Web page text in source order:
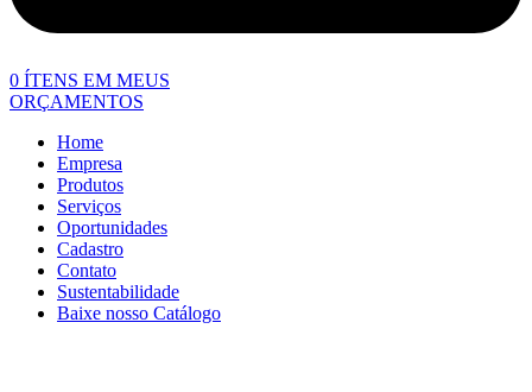
0 ÍTENS EM MEUS
ORÇAMENTOS
Home
Empresa
Produtos
Serviços
Oportunidades
Cadastro
Contato
Sustentabilidade
Baixe nosso Catálogo